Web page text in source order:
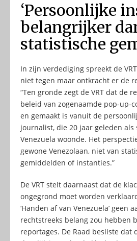
‘Persoonlijke
belangrijker
statistische
In zijn verdediging spreekt de
niet tegen maar ontkracht er de
“Ten gronde zegt de VRT dat de
beleid van zogenaamde pop-up-
en gemaakt is vanuit de
journalist, die 20 jaar geleden
Venezuela woonde. Het
gewone Venezolaan, niet van
gemiddelden of instanties.”
De VRT stelt daarnaast dat de
ongegrond moet worden
‘Handen af van Venezuela’ geen
rechtstreeks belang zou hebben
reportages. De Raad besliste dat